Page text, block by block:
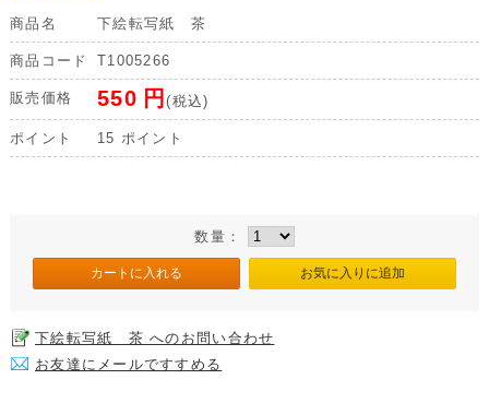
商品名 下絵転写紙 茶
商品コード T1005266
販売価格 550 円(税込)
ポイント 15 ポイント
数量：
下絵転写紙 茶 へのお問い合わせ
お友達にメールですすめる